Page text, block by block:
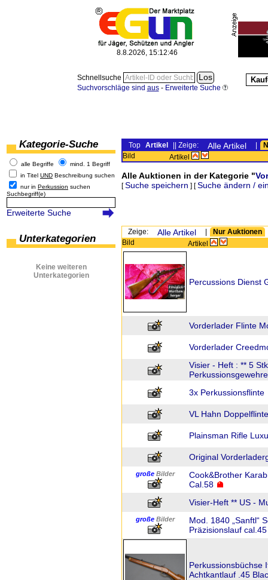
8.8.2026, 15:12:46
Schnellsuche
Suchvorschläge sind aus- Erweiterte Suche
Kategorie-Suche
alle Begriffe
mind. 1 Begriff
in Titel UND Beschreibung suchen
nur in Perkussion suchen
Suchbegriff(e)
Erweiterte Suche
Unterkategorien
Keine weiteren
Unterkategorien
Top Artikel || Zeige: Alle Artikel
Bild
Artikel
Alle Auktionen in der Kategorie "
[Suche speichern ] [Suche ändern /
Zeige: Alle Artikel
Nur Auktionen
Bild
Artikel
Percussions Dienst
Vorderlader Flinte
Vorderlader
Visier - Heft : ** 5
3x Perkussionsflinte
VL Hahn
Plainsman Rifle
Original
große Bilder
Cook&Brother
Cal.58
Visier-Heft ** US -
große Bilder
Mod. 1840 „Sanftl“
Präzisionslauf
Perkussionsbüchse
Achtkantlauf .45